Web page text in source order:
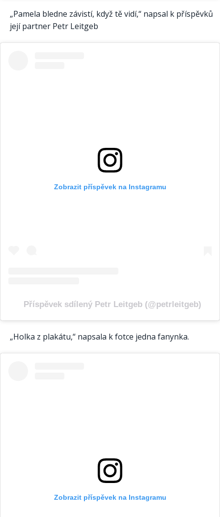
„Pamela bledne závistí, když tě vidí,“ napsal k příspěvků
její partner Petr Leitgeb
Zobrazit příspěvek na Instagramu
Příspěvek sdílený Petr Leitgeb (@petrleitgeb)
„Holka z plakátu,“ napsala k fotce jedna fanynka.
Zobrazit příspěvek na Instagramu